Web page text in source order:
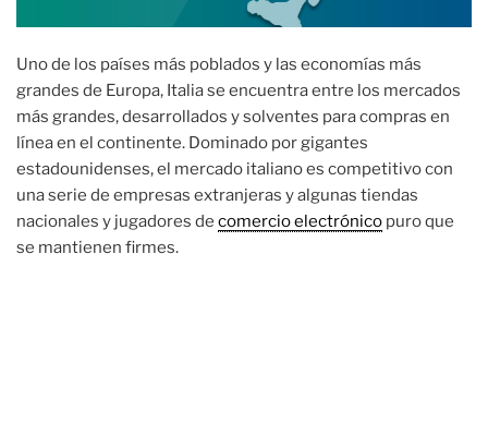
Uno de los países más poblados y las economías más
grandes de Europa, Italia se encuentra entre los mercados
más grandes, desarrollados y solventes para compras en
línea en el continente. Dominado por gigantes
estadounidenses, el mercado italiano es competitivo con
una serie de empresas extranjeras y algunas tiendas
nacionales y jugadores de comercio electrónico puro que
se mantienen firmes.